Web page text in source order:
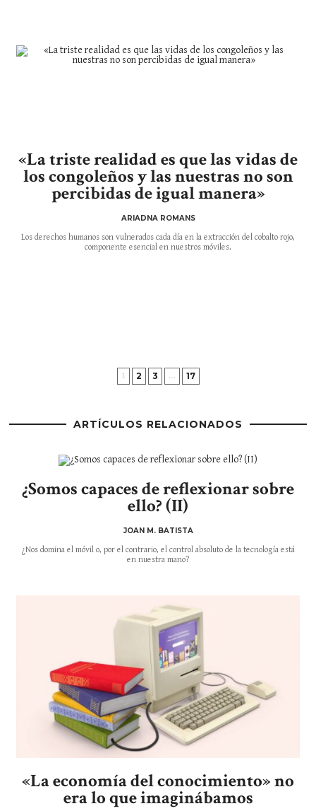
«La triste realidad es que las vidas de
los congoleños y las nuestras no son
percibidas de igual manera»
ARIADNA ROMANS
Los derechos humanos son vulnerados cada día en la extracción del cobalto rojo,
componente esencial en nuestros móviles.
1 2 3 … 17
ARTÍCULOS RELACIONADOS
¿Somos capaces de reflexionar sobre
ello? (II)
JOAN M. BATISTA
¿Nos domina el móvil o, por el contrario, el control absoluto de la tecnología está
en nuestra mano?
«La economía del conocimiento» no
era lo que imaginábamos